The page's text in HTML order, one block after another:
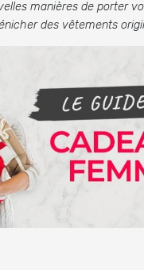
manières de porter
des vêtements